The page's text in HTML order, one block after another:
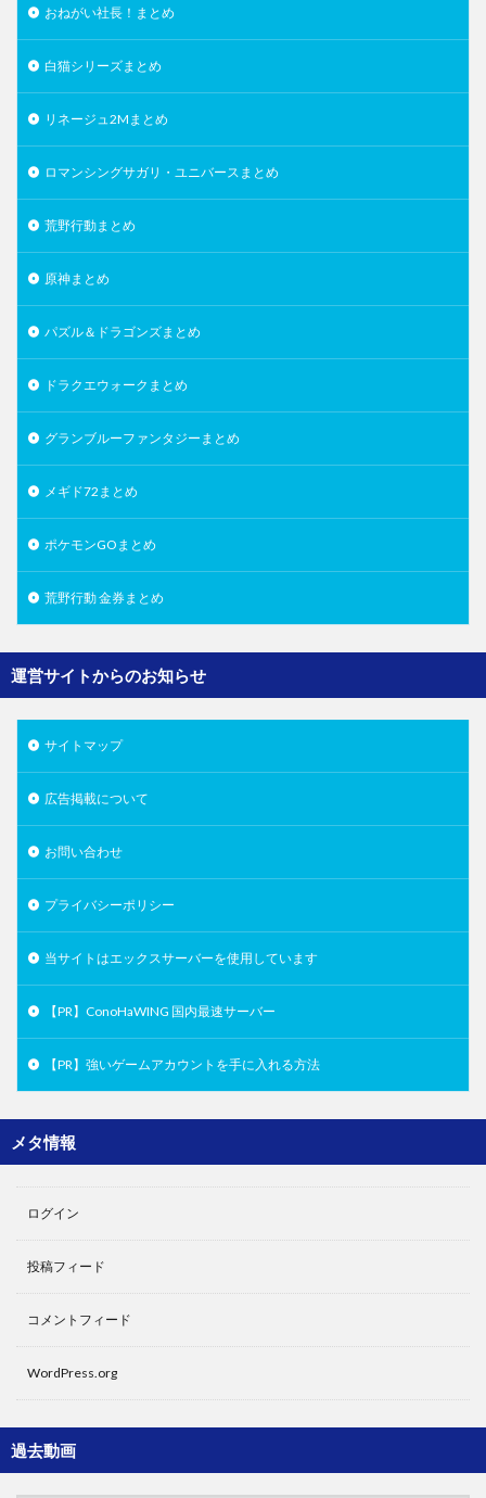
おねがい社長！まとめ
白猫シリーズまとめ
リネージュ2Mまとめ
ロマンシングサガリ・ユニバースまとめ
荒野行動まとめ
原神まとめ
パズル＆ドラゴンズまとめ
ドラクエウォークまとめ
グランブルーファンタジーまとめ
メギド72まとめ
ポケモンGOまとめ
荒野行動 金券まとめ
運営サイトからのお知らせ
サイトマップ
広告掲載について
お問い合わせ
プライバシーポリシー
当サイトはエックスサーバーを使用しています
【PR】ConoHaWING 国内最速サーバー
【PR】強いゲームアカウントを手に入れる方法
メタ情報
ログイン
投稿フィード
コメントフィード
WordPress.org
過去動画